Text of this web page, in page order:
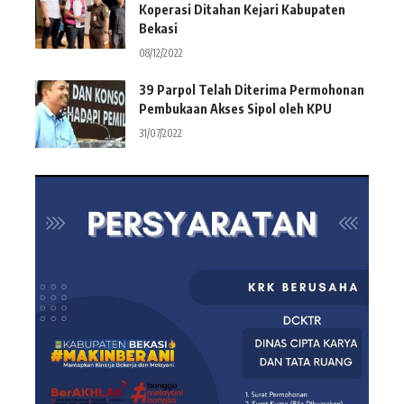
Koperasi Ditahan Kejari Kabupaten
Bekasi
08/12/2022
39 Parpol Telah Diterima Permohonan
Pembukaan Akses Sipol oleh KPU
31/07/2022